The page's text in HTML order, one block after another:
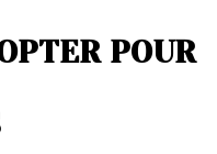
POUR